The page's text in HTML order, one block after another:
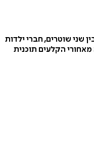
חברי ילדות
הקלעים תוכנית